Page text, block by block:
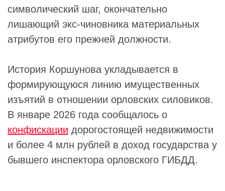
символический шаг, окончательно
лишающий экс-чиновника материальных
атрибутов его прежней должности.
История Коршунова укладывается в
формирующуюся линию имущественных
изъятий в отношении орловских силовиков.
В январе 2026 года сообщалось о
конфискации дорогостоящей недвижимости
и более 4 млн рублей в доход государства у
бывшего инспектора орловского ГИБДД.